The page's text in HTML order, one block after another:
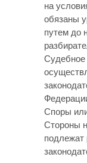
на
обязаны
путем до
Судебное
Споры
Стороны
подлежат